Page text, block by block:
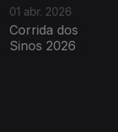
01 abr. 2026
Corrida dos
Sinos 2026